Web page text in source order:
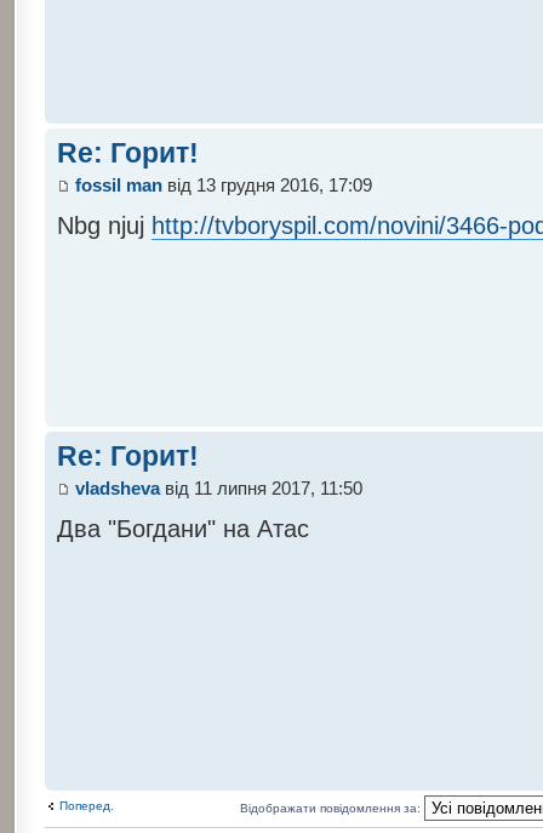
Re: Горит!
fossil manвід 13 грудня 2016, 17:09
Nbg njuj http://tvboryspil.com/novini/3466-
Re: Горит!
vladshevaвід 11 липня 2017, 11:50
Два "Богдани" на Атас
Поперед. Відображати повідомлення за: